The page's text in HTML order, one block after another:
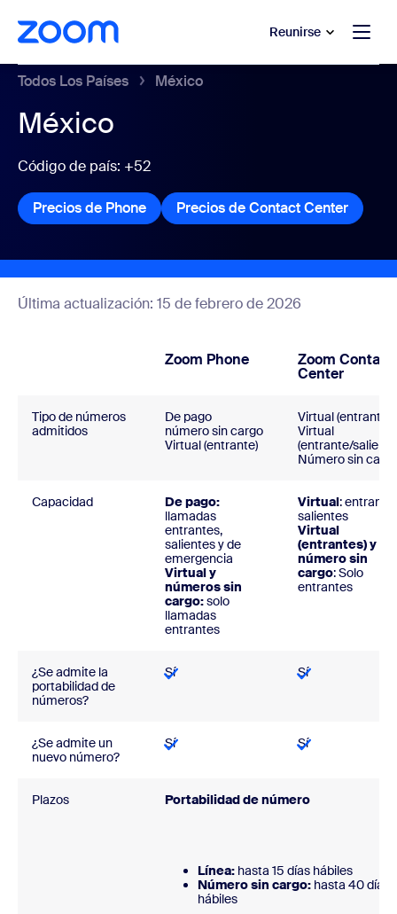
contenido principal
al chat de ayuda Reunirse
Todos Los Países México
México
Código de país: +52
Precios de Phone Precios de Phone
Precios de Contact Center
Última actualización: 15 de febrero de 2026
Zoom Phone Zoom Contact
Center
Tipo de números
admitidos
De pago
número sin cargo
Virtual (entrante)
Virtual (entrante)
Virtual
(entrante/
Número sin
Capacidad
De pago:
llamadas
entrantes,
salientes y de
emergencia
Virtual y
números sin
cargo:solo
llamadas
entrantes
Virtual:
salientes
Virtual
(entrantes) y
número sin
cargo: Solo
entrantes
¿Se admite la
portabilidad de
números?
Sí Sí
¿Se admite un
nuevo número?
Sí Sí
Plazos Portabilidad de número
Línea: hasta 15 días hábiles
Número sin cargo: hasta 40 días